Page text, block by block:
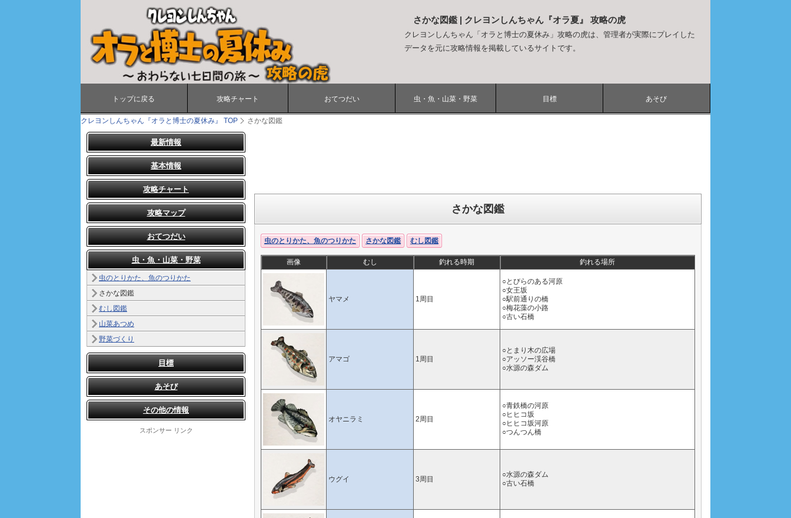
さかな図鑑 | クレヨンしんちゃん『オラ夏』 攻略の虎
クレヨンしんちゃん「オラと博士の夏休み」攻略の虎は、管理者が実際にプレイした
データを元に攻略情報を掲載しているサイトです。
トップに戻る 攻略チャート おてつだい 虫・魚・山菜・野菜 目標 あそび
クレヨンしんちゃん『オラと博士の夏休み』 TOP さかな図鑑
さかな図鑑
虫のとりかた、魚のつりかた さかな図鑑 むし図鑑
画像 むし 釣れる時期 釣れる場所
ヤマメ 1周目
○とびらのある河原
○女王坂
○駅前通りの橋
○梅花藻の小路
○古い石橋
アマゴ 1周目
○とまり木の広場
○アッソー渓谷橋
○水源の森ダム
オヤニラミ 2周目
○青鉄橋の河原
○ヒヒコ坂
○ヒヒコ坂河原
○つんつん橋
ウグイ 3周目
○水源の森ダム
○古い石橋
最新情報
基本情報
攻略チャート
攻略マップ
おてつだい
虫・魚・山菜・野菜
虫のとりかた、魚のつりかた
さかな図鑑
むし図鑑
山菜あつめ
野菜づくり
目標
あそび
その他の情報
スポンサー リンク